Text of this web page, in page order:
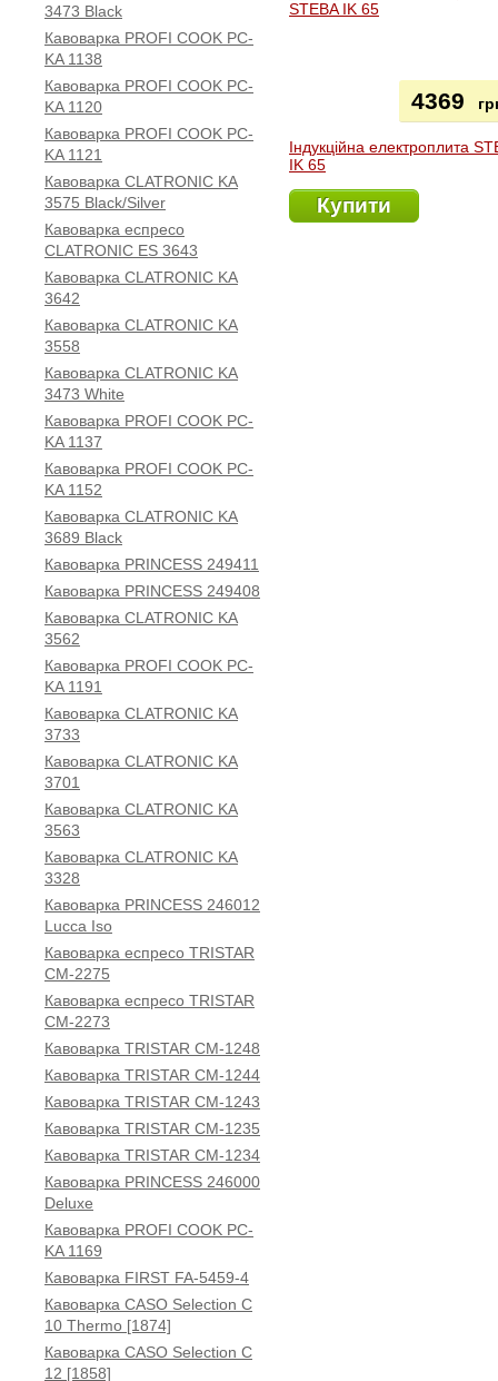
3473 Black
Кавоварка PROFI COOK PC-
KA 1138
Кавоварка PROFI COOK PC-
KA 1120
Кавоварка PROFI COOK PC-
KA 1121
Кавоварка CLATRONIC KA
3575 Black/Silver
Кавоварка еспресо
CLATRONIC ES 3643
Кавоварка CLATRONIC KA
3642
Кавоварка CLATRONIC KA
3558
Кавоварка CLATRONIC KA
3473 White
Кавоварка PROFI COOK PC-
KA 1137
Кавоварка PROFI COOK PC-
KA 1152
Кавоварка CLATRONIC KA
3689 Black
Кавоварка PRINCESS 249411
Кавоварка PRINCESS 249408
Кавоварка CLATRONIC KA
3562
Кавоварка PROFI COOK PC-
KA 1191
Кавоварка CLATRONIC KA
3733
Кавоварка CLATRONIC KA
3701
Кавоварка CLATRONIC KA
3563
Кавоварка CLATRONIC KA
3328
Кавоварка PRINCESS 246012
Lucca Iso
Кавоварка еспресо TRISTAR
CM-2275
Кавоварка еспресо TRISTAR
CM-2273
Кавоварка TRISTAR CM-1248
Кавоварка TRISTAR CM-1244
Кавоварка TRISTAR CM-1243
Кавоварка TRISTAR CM-1235
Кавоварка TRISTAR CM-1234
Кавоварка PRINCESS 246000
Deluxe
Кавоварка PROFI COOK PC-
KA 1169
Кавоварка FIRST FA-5459-4
Кавоварка CASO Selection C
10 Thermo [1874]
Кавоварка CASO Selection C
12 [1858]
Індукційна електроплита
IK 65
4369
Купити